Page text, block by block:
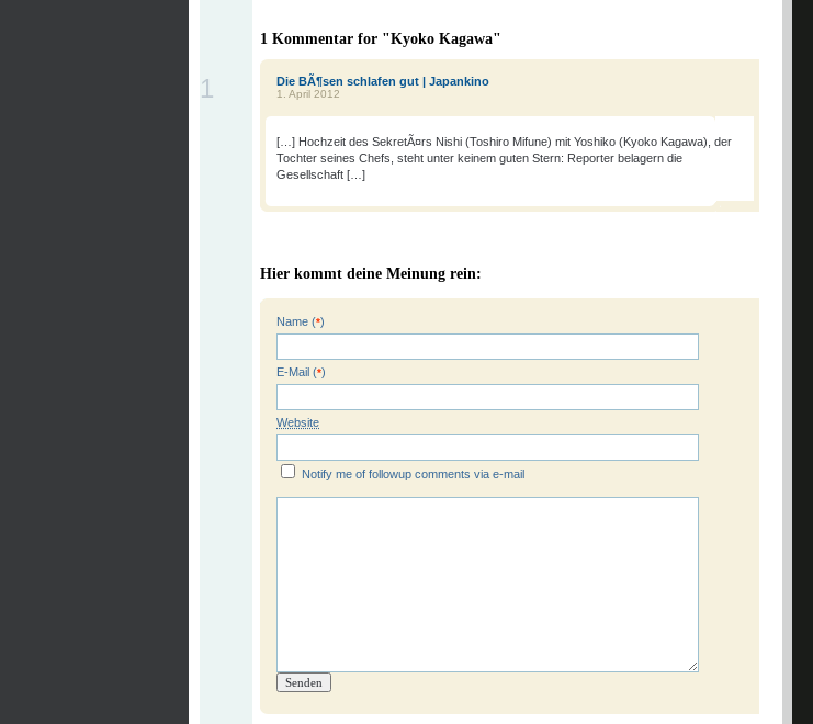
1 Kommentar for "Kyoko Kagawa"
Die BÃ¶sen schlafen gut | Japankino
1. April 2012
1
[…] Hochzeit des SekretÃ¤rs Nishi (Toshiro Mifune) mit Yoshiko (Kyoko Kagawa), der
Tochter seines Chefs, steht unter keinem guten Stern: Reporter belagern die
Gesellschaft […]
Hier kommt deine Meinung rein:
Name (*)
E-Mail (*)
Website
Notify me of followup comments via e-mail